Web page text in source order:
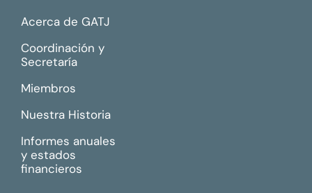
Acerca de GATJ
Coordinación y
Secretaría
Miembros
Nuestra Historia
Informes anuales
y estados
financieros